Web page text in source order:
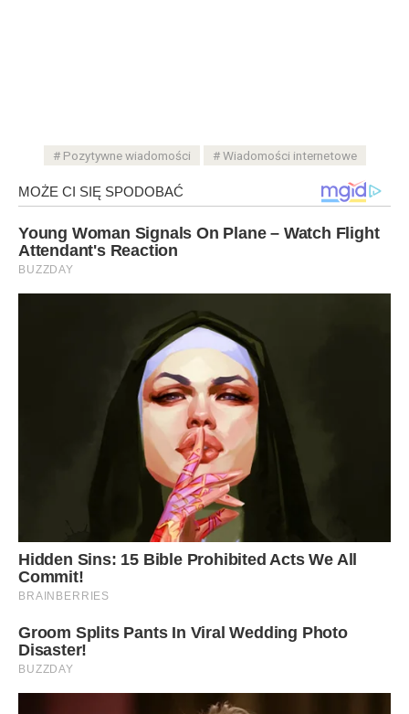
Pozytywne wiadomości Wiadomości internetowe